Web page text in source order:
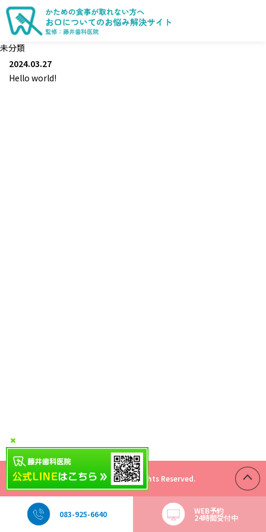
083-925-6640 WEB予約
24時間受付中
未分類
2024.03.27
Hello world!
© 藤井歯科医院 All Rights Reserved.